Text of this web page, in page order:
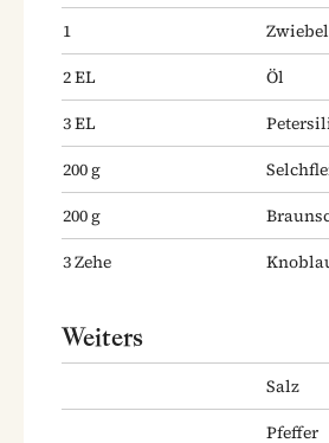
1
Zwiebel
2EL
Öl
3EL
200g
200g
3Zehe
Weiters
Salz
Pfeffer